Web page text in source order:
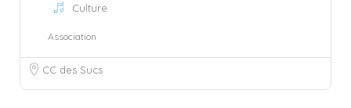
Culture
Association
CC des Sucs